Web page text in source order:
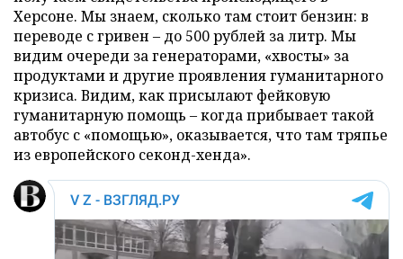
Херсоне. Мы знаем, сколько там стоит бензин: в
переводе с гривен – до 500 рублей за литр. Мы
видим очереди за генераторами, «хвосты» за
продуктами и другие проявления гуманитарного
кризиса. Видим, как присылают фейковую
гуманитарную помощь – когда прибывает такой
автобус с «помощью», оказывается, что там тряпье
из европейского секонд-хенда».